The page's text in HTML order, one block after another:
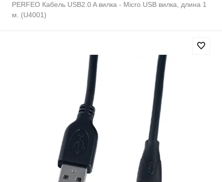
PERFEO Кабель USB2.0 A вилка - Micro USB вилка, длина 1
м. (U4001)